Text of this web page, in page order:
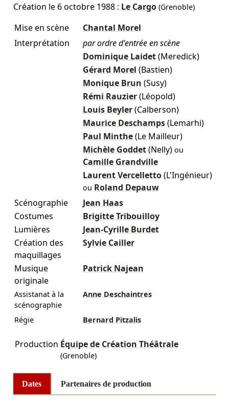
Création le 6 octobre 1988: Le Cargo(Grenoble)
Mise en scène
Chantal Morel
Interprétation
par ordre d'entrée en scène
Dominique Laidet (Meredick)
Gérard Morel (Bastien)
Monique Brun (Susy)
Rémi Rauzier (Léopold)
Louis Beyler (Calberson)
Maurice Deschamps (Lemarhi)
Paul Minthe (Le Mailleur)
Michèle Goddet (Nelly) ou
Camille Grandville
Laurent Vercelletto (L'Ingénieur)
ou Roland Depauw
Scénographie
Jean Haas
Costumes
Brigitte Tribouilloy
Lumières
Jean-Cyrille Burdet
Création des
maquillages
Sylvie Cailler
Musique
originale
Patrick Najean
Assistanat à la
scénographie
Anne Deschaintres
Régie Bernard Pitzalis
Production Équipe de Création Théâtrale
(Grenoble)
Dates Partenaires de production